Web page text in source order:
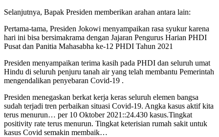
Selanjutnya, Bapak Presiden memberikan arahan antara lain:
Pertama-tama, Presiden Jokowi menyampaikan rasa syukur karena
hari ini bisa bersimakrama dengan Jajaran Pengurus Harian PHDI
Pusat dan Panitia Mahasabha ke-12 PHDI Tahun 2021
Presiden menyampaikan terima kasih pada PHDI dan seluruh umat
Hindu di seluruh penjuru tanah air yang telah membantu Pemerintah
mengendalikan penyebaran Covid-19 .
Presiden menegaskan berkat kerja keras seluruh elemen bangsa
sudah terjadi tren perbaikan situasi Covid-19. Angka kasus aktif kita
terus menurun… per 10 Oktober 2021::24.430 kasus.Tingkat
positivity rate terus menurun. Tingkat keterisian rumah sakit untuk
kasus Covid semakin membaik…